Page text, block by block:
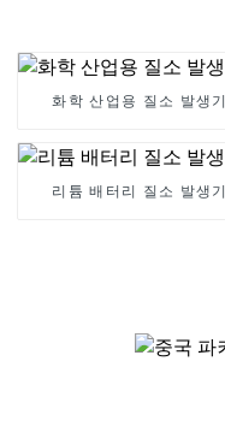
화학 산업용 질소 발생기
리튬 배터리 질소 발생기